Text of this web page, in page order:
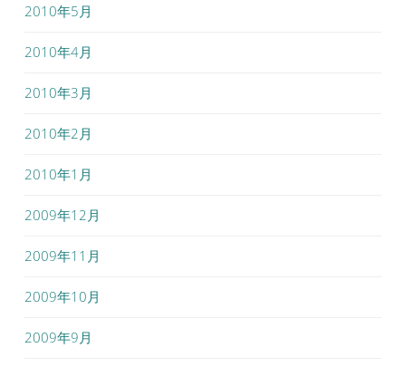
2010年5月
2010年4月
2010年3月
2010年2月
2010年1月
2009年12月
2009年11月
2009年10月
2009年9月